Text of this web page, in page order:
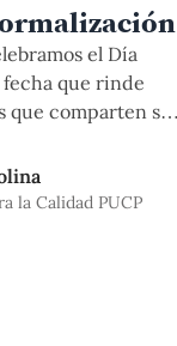
el Día
que rinde
que comparten su
prácticas
de forma
acuerdos técnicos
como
la Calidad PUCP